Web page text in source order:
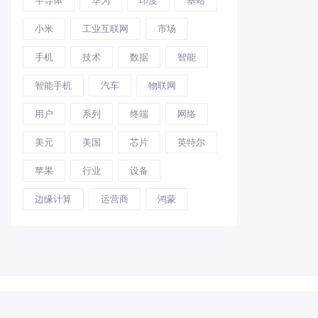
小米 工业互联网 市场
手机 技术 数据 智能
智能手机 汽车 物联网
用户 系列 终端 网络
美元 美国 芯片 英特尔
苹果 行业 设备
边缘计算 运营商 鸿蒙